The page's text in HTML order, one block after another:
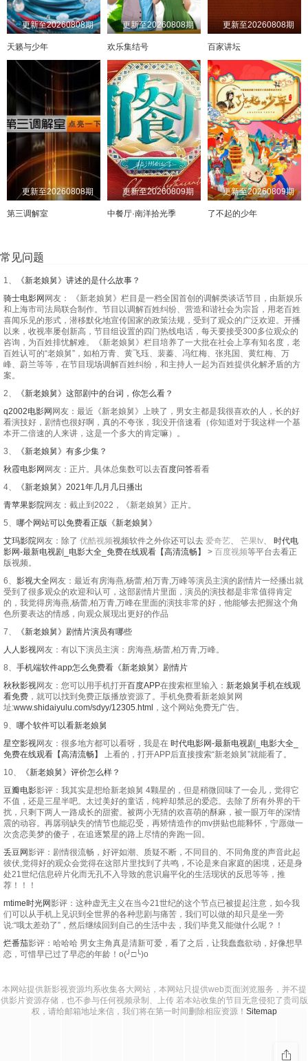
20251112 20251113 20251114
20251118 20251119 20251120 20251121
20251124 20251125 20251126 20251127
20251201 20251202 20251203 20251205
20251209 20251210 20251211 20251212
20251216 20251217 20251218 20251222
20251223 20251224 20251225 20251226
20251229 20251230 20260101 20260102
20250105 20260106 20260107 20260108
20260127 20260128 20260129 20260130
20260202 20260203 20260204 20260205
20260206 20260209 20260210 20260211
20260304 20260305 20260306 20260309
20260310 20260311
20260320 20260323 20260325
20260402 20260403 20260406 20260407
20260408 20260409 20260410 20260413
20260414 20260415
20260420 20260421
20260424 20260427 20260428
20260430 20260501 20260504 20260505
20260512 20260513 20260514 20260515
20260518 20260519
20260522 20260525 20260526 20260527
20260528 20260601 20260602 20260604
20260605 20260608 20260609 20260610
20260611 20260612 20260615 20260616
20260617 20260618 20260619 20260622
20260623 20260624 20260625 20260629
20260630 20260701
20250122期 20250123期 20250124期
20250205期 20250206期 20250207期 20250210期
20250211期 20250212期 20250213期 20250214期
20250217期 20250218期 20250219期 20250220期
20250221期 20250224期 20250225期 20250226期
20250227期 20250228期 20250303期 20250304期
20250305期 20250306期 20250307期 20250310期
20250311期 20250312期 20250313期 20250314期
20250317期 20250318期 20250319期 20250320期
20250402期 20250403期 20250404期 20250407期
20250408期 20250409期 20250410期 20250411期
20250414期 20250415期 20250416期 20250417期
20250430期 20250501期 20250502期 20250505期
20250506期 20250507期
20250515期 20250516期 20250519期
20250527期 20250528期 20250529期 20250530期
20250602期 20250603期 20250604期 20250605期
20250606期 20250609期
20250612期 20250613期
20250618期 20250619期 20250620期
20250624期 20250625期 20250626期 20250630期
20250707期 20250708期 20250709期 20250710期
20250711期 20250714期
20250717期 20250718期 20250721期 20250722期
20250723期 20250724期 20250725期 20250728期
20250729期 20250730期 20250731期 20250804期
20250805期 20250806期 20250807期 20250808期
20250811期 20250812期 20250813期 20250814期
20250815期 20250818期 20250819期 20250820期
20250821期 20250822期
20250902期 20250904期 20250905期 20250908期
20250918期
20210427 20210428 20210429
20210503 20210504 20210505 20210506
20210507 20210510 20210511 20210512
20210513 20210514 20210517 20210518
20210519 20210520 20210521 20210524
20210525 20210526 20210527 20210528
20210531 20210601 20210602 20210603
20210604 20210607 20210608 20210609
20210611 20210614 20210615 20210616
20210706 20210707 20210708 20210712
20210713 20210714 20210715 20210716
20210719 20210720 20210721 20210722
20210805 20210806 20210809 20210810
20210812 20210813
20210824 20210825 20210826
20210903 20210906 20210907 20210908
20210909 20210910 20210913 20210914
20210915 20210916
20210921 20210922
20210927 20210930 20211001
20211005 20211006 20211007 20211008
20211018 第254集 20211020 20211021
20211022 20211025
20211028 20211029 20211101 20211103
20211104 20211105 20211108 20211109
20211110 20211111 20211112 20211116
20211117 20211118 20211119 20211122
20211123 20211124 20211125 20211126
20211129 20211130 20211201 20211202
20211203 20211206
20211215 20211216 20211217 20211220
20211231
更新至20260808期
天籁与少年
更新至20260808期
欢乐集结号
更新至20260808期
百家讲坛
更新至20260808期
第三调解室
更新至20260809期
中餐厅·南洋拾光季
更新至20260809期
了不起的少年
常见问题
1、
《新老娘舅》讲述的是什么故事？
骑士电影网网友： 《新老娘舅》栏目是一档全国首创的调解类谈话节目，由新娱乐
和上海市司法局联合制作。节目以调解百姓纠纷、营造和谐社会为宗旨，用老百姓
喜闻乐见的形式，潜移默化地宣传国家的政策法规，受到了观众的广泛欢迎。开播
以来，收视率屡创新高，节目组设置的四门热线电话，每天要接受300多位观众的
咨询，为百姓排忧解难。《新老娘舅》栏目培养了一大批在社会上享有知名度，老
百姓认可的“老娘舅”，如柏万青、黄飞珏、裴蓁、冯红梅、张兆国、黄红梅、万
峰、蔚兰等等，在节目现场调解百姓纠纷，和主持人一起为百姓提供化解矛盾的方
案。
2、
《新老娘舅》这部剧中的台词，你怎么看？
q2002电影网网友：最近《新老娘舅》上映了，男女主都是我很喜欢的人，长的好
看演技好，剧情也很好啊，真的不夸张，我没开倍速看（你知道对于我这样一个基
本开二倍速的人来讲，这是一个多大的肯定嘛）。
3、
《新老娘舅》有多少集？
秋霞电影网网友：正片。具体总集数可以去百度问答看看
4、
《新老娘舅》2021年几月几日播出
青苹果影院网友：截止到2022，《新老娘舅》正片。
5、 哪个网站可以免费看正版《新老娘舅》
艾玛影院网友：除了 优酷视频视频软件之外你还可以去 爱奇艺、 芒果tv、 时代电
影网-最新电视剧_电影大全_免费在线观看【高清流畅】 > 百度视频等平台去看正
版视频。
6、 影视大全网友：最近有房海燕,杨蕾,柏万青,万峰等演员主演的剧情片一经播出就
受到了很多观众的欢迎和认可，这部剧情片里面，演员的演技都是非常值得肯定
的，我觉得房海燕,杨蕾,柏万青,万峰在里面的演技非常的好，他能够去把握这个角
色所要表达的情感，向观众展现出更好的作品
7、
《新老娘舅》剧情片演员有哪些
人人影视网友：有以下演员主演：房海燕,杨蕾,柏万青,万峰。
8、 手机端软件app怎么免费看《新老娘舅》剧情片
秋秋影视网友：您可以用手机打开百度APP在搜索框里输入： 新老娘舅手机在线观
看免费 ，就可以找到免费正版播放资源了。手机免费看新老娘舅网
址:www.shidaiyulu.com/sdyy/12305.html ，这个网站免费无广告。
9、 哪个软件可以看新老娘舅
星空影视网友：很多地方都可以看呀，我是在 时代电影网-最新电视剧_电影大全_
免费在线观看【高清流畅】
上看的，打开APP后直接搜索“新老娘舅”就能看了。
10、
《新老娘舅》评价怎么样？
豆瓣电影影评：我其实是想给新老娘舅 4颗星的，但是稍微回味了一会儿，觉得它
不值，还是三星半吧。太过美好的童话，纯粹却禁忌的爱恋。去除了所有外界的干
扰，只剩下两人一路成长的甜蜜。被两小无猜的欢喜萌的酥麻，被一眼万年的深情
震的动容。再孱弱缺失的情节也能忍受，再矫情造作的mv拼贴也能释怀，宁愿做一
次贪恋美梦的傻子，在追逐繁星的路上尽情的奔跑一回。
丢豆网影评：剧情很流畅，好评如潮、质疑不断，不同目的、不同角度的声音此起
彼伏,觉得好的观众会觉得在这部片里找到了共鸣，不论是来自家庭的困境，还是身
处21世纪信息碎片化而无孔不入导致的意识扁平化的生活现状的反思等等，推
荐！！！
mtime时光网影评：这种虚无主义在当今21世纪的这个节点已被提起注意，如今我
们可以从手机上见识到全世界的各种悲剧与痛苦，我们可以做的却只是坐一旁
说:“哦太差劲了”，然后继续回到自己的生活中去，我们毕竟又能做什么呢？！
烂番茄影评：哈哈哈 男女主角真是清新可爱，看了之后，让我蠢蠢欲动，好像想早
恋，可惜早已过了早恋的年龄！o(╯□╰)o
本网站提供新影视资源均系收集各大网站，本网站只提供web页面浏览服务，并不提
供影片资源存储，也不参与任何视频录制、上传 若本站收集的节目无意侵犯了贵司版
权，请给邮箱地址来信，我们将在第一时间删除相应资源！ Sitemap